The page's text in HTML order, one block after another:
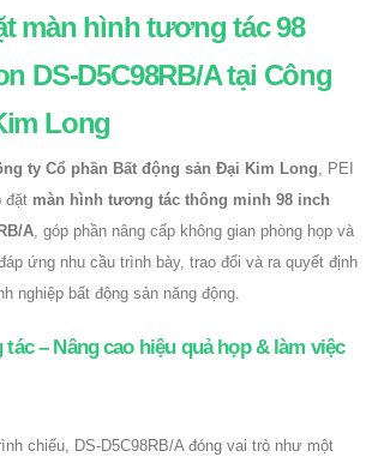
màn hình tương tác 98
DS-D5C98RB/A tại Công
Long
ty Cổ phần Bất động sản Đại Kim Long, PEI
đặt màn hình tương tác thông minh 98 inch
A, góp phần nâng cấp không gian phòng họp và
ứng nhu cầu trình bày, trao đổi và ra quyết định
nghiệp bất động sản năng động.
– Nâng cao hiệu quả họp & làm việc
chiếu, DS-D5C98RB/A đóng vai trò như một